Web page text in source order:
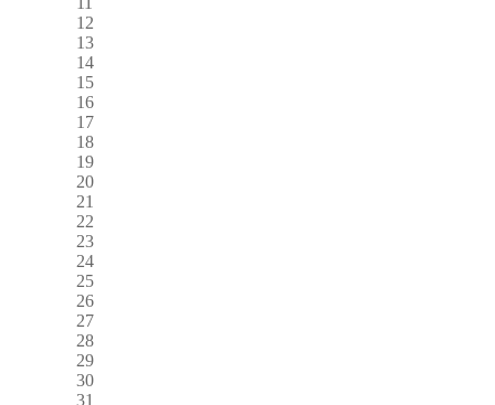
12
13
14
15
16
17
18
19
20
21
22
23
24
25
26
27
28
29
30
31